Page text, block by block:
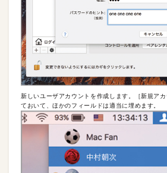
新しいユーザアカウントを作成します。［新規アカ
ておいて、ほかのフィールドは適当に埋めます。